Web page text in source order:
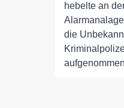
hebelte an
die